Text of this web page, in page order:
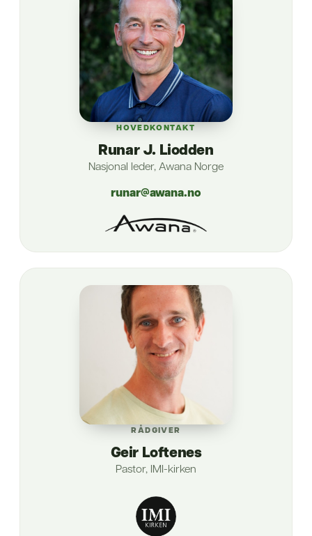
HOVEDKONTAKT
Runar J. Liodden
Nasjonal leder, Awana Norge
runar@awana.no
RÅDGIVER
Geir Loftenes
Pastor, IMI-kirken